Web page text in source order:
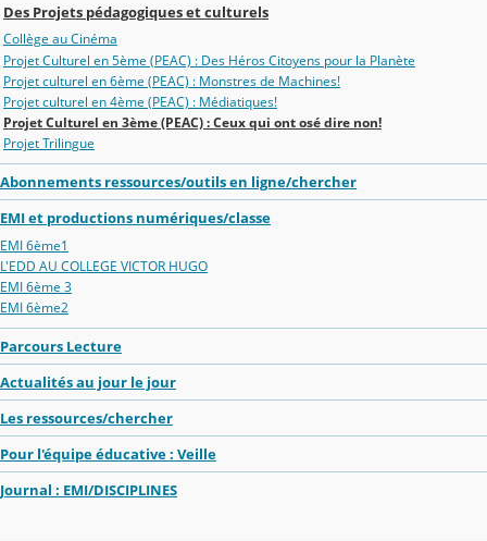
Des Projets pédagogiques et culturels
Collège au Cinéma
Projet Culturel en 5ème (PEAC) : Des Héros Citoyens pour la Planète
Projet culturel en 6ème (PEAC) : Monstres de Machines!
Projet culturel en 4ème (PEAC) : Médiatiques!
Projet Culturel en 3ème (PEAC) : Ceux qui ont osé dire non!
Projet Trilingue
Abonnements ressources/outils en ligne/chercher
EMI et productions numériques/classe
EMI 6ème1
L'EDD AU COLLEGE VICTOR HUGO
EMI 6ème 3
EMI 6ème2
Parcours Lecture
Actualités au jour le jour
Les ressources/chercher
Pour l'équipe éducative : Veille
Journal : EMI/DISCIPLINES